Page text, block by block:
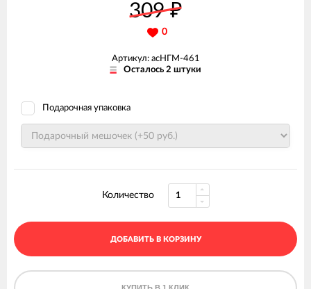
309₽
0
Артикул: асНГМ-461
Осталось 2 штуки
Подарочная упаковка
Количество
ДОБАВИТЬ В КОРЗИНУ